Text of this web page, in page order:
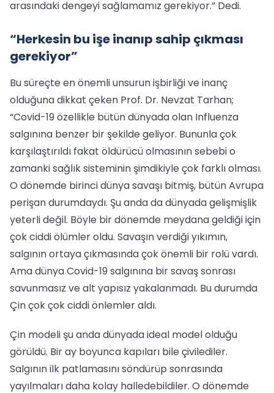
arasındaki dengeyi sağlamamız gerekiyor.” Dedi.
“Herkesin bu işe inanıp sahip çıkması
gerekiyor”
Bu süreçte en önemli unsurun işbirliği ve inanç
olduğuna dikkat çeken Prof. Dr. Nevzat Tarhan;
“Covid-19 özellikle bütün dünyada olan Influenza
salgınına benzer bir şekilde geliyor. Bununla çok
karşılaştırıldı fakat öldürücü olmasının sebebi o
zamanki sağlık sisteminin şimdikiyle çok farklı olması.
O dönemde birinci dünya savaşı bitmiş, bütün Avrupa
perişan durumdaydı. Şu anda da dünyada gelişmişlik
yeterli değil. Böyle bir dönemde meydana geldiği için
çok ciddi ölümler oldu. Savaşın verdiği yıkımın,
salgının ortaya çıkmasında çok önemli bir rolü vardı.
Ama dünya Covid-19 salgınına bir savaş sonrası
savunmasız ve alt yapısız yakalanmadı. Bu durumda
Çin çok çok ciddi önlemler aldı.
Çin modeli şu anda dünyada ideal model olduğu
görüldü. Bir ay boyunca kapıları bile çivilediler.
Salgının ilk patlamasını söndürüp sonrasında
yayılmaları daha kolay halledebildiler. O dönemde